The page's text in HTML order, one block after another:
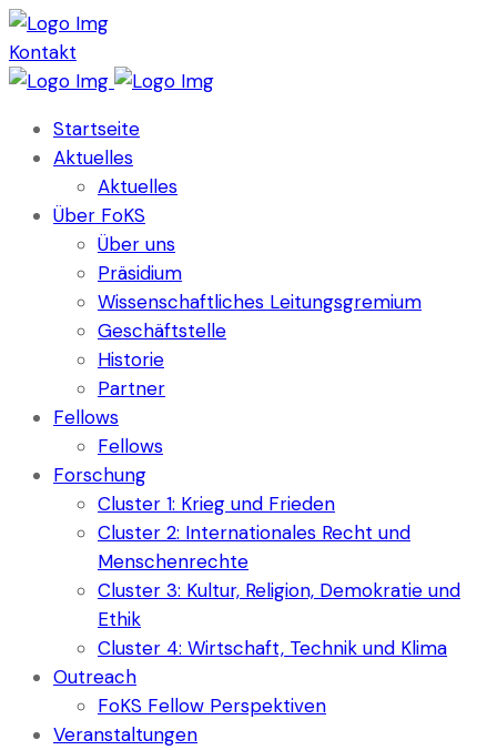
Kontakt
Startseite
Aktuelles
Aktuelles
Über FoKS
Über uns
Präsidium
Wissenschaftliches Leitungsgremium
Geschäftstelle
Historie
Partner
Fellows
Fellows
Forschung
Cluster 1: Krieg und Frieden
Cluster 2: Internationales Recht und
Menschenrechte
Cluster 3: Kultur, Religion, Demokratie und
Ethik
Cluster 4: Wirtschaft, Technik und Klima
Outreach
FoKS Fellow Perspektiven
Veranstaltungen